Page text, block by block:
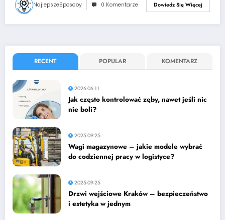
NajlepszeSposoby 0 Komentarze Dowiedz Się Więcej
RECENT POPULAR KOMENTARZ
2026-06-11
Jak często kontrolować zęby, nawet jeśli nic
nie boli?
2025-09-25
Wagi magazynowe – jakie modele wybrać
do codziennej pracy w logistyce?
2025-09-25
Drzwi wejściowe Kraków – bezpieczeństwo
i estetyka w jednym